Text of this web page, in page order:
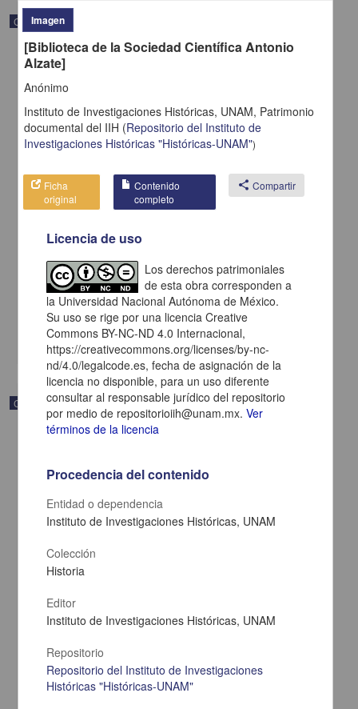
Correspondencia postal
una fotografía
Pitman, H. C.
[sin fecha]
Multidisciplina
Correspondencia postal
en la ranchería de Samalayuca
Pérez, Zeferino
[sin fecha]
Imagen
[Biblioteca de la Sociedad Científica Antonio
Alzate]
Anónimo
Instituto de Investigaciones Históricas, UNAM, Patrimonio
documental del IIH (Repositorio del Instituto de
Investigaciones Históricas "Históricas-UNAM")
Ficha
original
Contenido
completo
share Compartir
Licencia de uso
Los derechos patrimoniales
de esta obra corresponden a
la Universidad Nacional Autónoma de México.
Su uso se rige por una licencia Creative
Commons BY-NC-ND 4.0 Internacional,
https://creativecommons.org/licenses/by-nc-
nd/4.0/legalcode.es, fecha de asignación de la
licencia no disponible, para un uso diferente
consultar al responsable jurídico del repositorio
por medio de repositorioiih@unam.mx.Ver
términos de la licencia
Procedencia del contenido
Entidad o dependencia
Instituto de Investigaciones Históricas, UNAM
Colección
Historia
Editor
Instituto de Investigaciones Históricas, UNAM
Repositorio
Repositorio del Instituto de Investigaciones
Históricas "Históricas-UNAM"